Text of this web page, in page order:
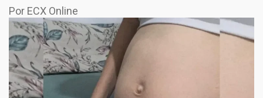
Por ECX Online